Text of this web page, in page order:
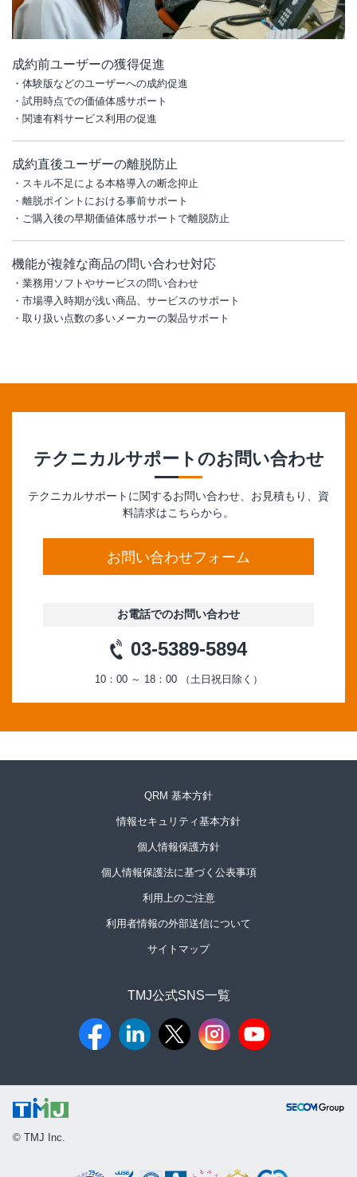
成約前ユーザーの獲得促進
・体験版などのユーザーへの成約促進
・試用時点での価値体感サポート
・関連有料サービス利用の促進
成約直後ユーザーの離脱防止
・スキル不足による本格導入の断念抑止
・離脱ポイントにおける事前サポート
・ご購入後の早期価値体感サポートで離脱防止
機能が複雑な商品の問い合わせ対応
・業務用ソフトやサービスの問い合わせ
・市場導入時期が浅い商品、サービスのサポート
・取り扱い点数の多いメーカーの製品サポート
テクニカルサポート のお問い合わせ
テクニカルサポートに関するお問い合わせ、お見積もり、資
料請求はこちらから。
お問い合わせフォーム
お電話でのお問い合わせ
03-5389-5894
10：00 ～ 18：00 （土日祝日除く）
QRM 基本方針
情報セキュリティ基本方針
個人情報保護方針
個人情報保護法に基づく公表事項
利用上のご注意
利用者情報の外部送信について
サイトマップ
TMJ公式SNS一覧​
© TMJ Inc.